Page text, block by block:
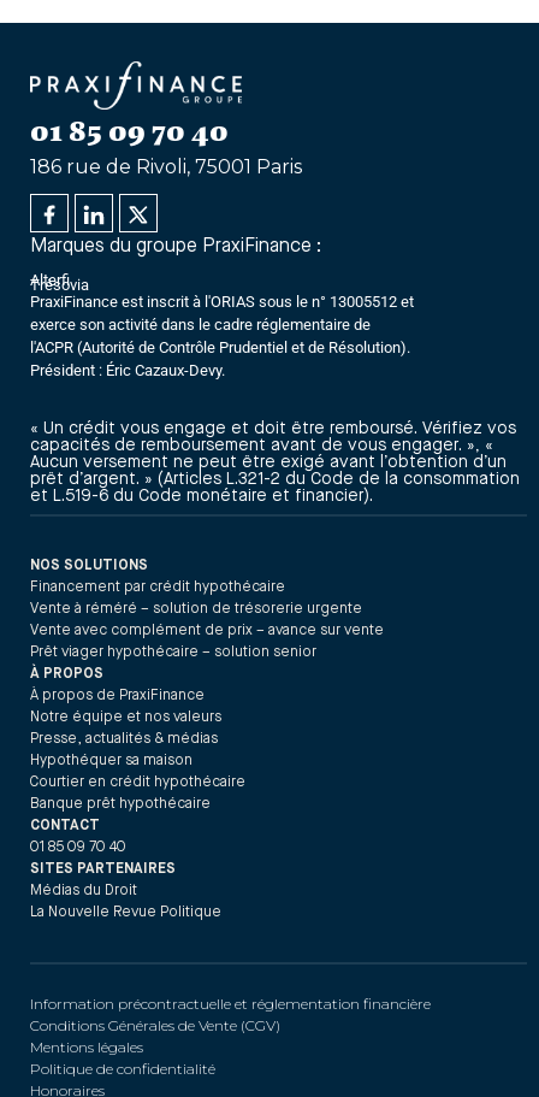
01 85 09 70 40
186 rue de Rivoli, 75001 Paris
Marques du groupe PraxiFinance :
Alterfi
Trésovia
PraxiFinance est inscrit à l'ORIAS sous le n° 13005512 et
exerce son activité dans le cadre réglementaire de
l'ACPR (Autorité de Contrôle Prudentiel et de Résolution).
Président : Éric Cazaux-Devy.
« Un crédit vous engage et doit être remboursé. Vérifiez vos
capacités de remboursement avant de vous engager. », «
Aucun versement ne peut être exigé avant l’obtention d’un
prêt d’argent. » (Articles L.321-2 du Code de la consommation
et L.519-6 du Code monétaire et financier).
NOS SOLUTIONS
Financement par crédit hypothécaire
Vente à réméré – solution de trésorerie urgente
Vente avec complément de prix – avance sur vente
Prêt viager hypothécaire – solution senior
À PROPOS
À propos de PraxiFinance
Notre équipe et nos valeurs
Presse, actualités & médias
Hypothéquer sa maison
Courtier en crédit hypothécaire
Banque prêt hypothécaire
CONTACT
01 85 09 70 40
SITES PARTENAIRES
Médias du Droit
La Nouvelle Revue Politique
Information précontractuelle et réglementation financière
Conditions Générales de Vente (CGV)
Mentions légales
Politique de confidentialité
Honoraires